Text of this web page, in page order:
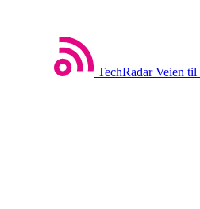
TechRadar Veien til